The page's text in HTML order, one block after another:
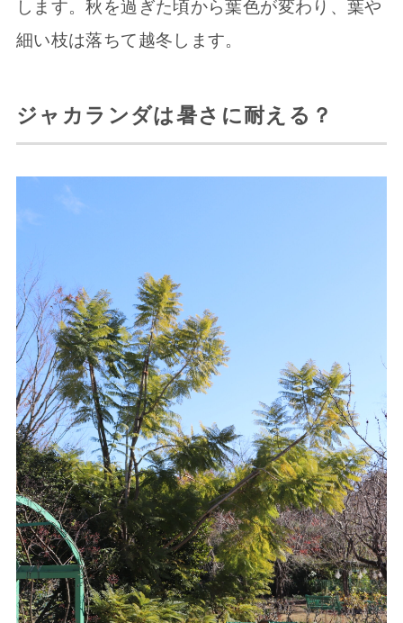
します。秋を過ぎた頃から葉色が変わり、葉や
細い枝は落ちて越冬します。
ジャカランダは暑さに耐える？